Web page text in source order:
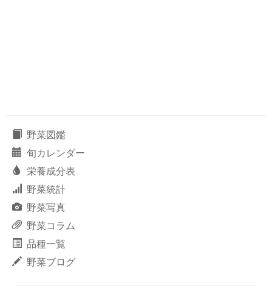
野菜図鑑
旬カレンダー
栄養成分表
野菜統計
野菜写真
野菜コラム
品種一覧
野菜ブログ